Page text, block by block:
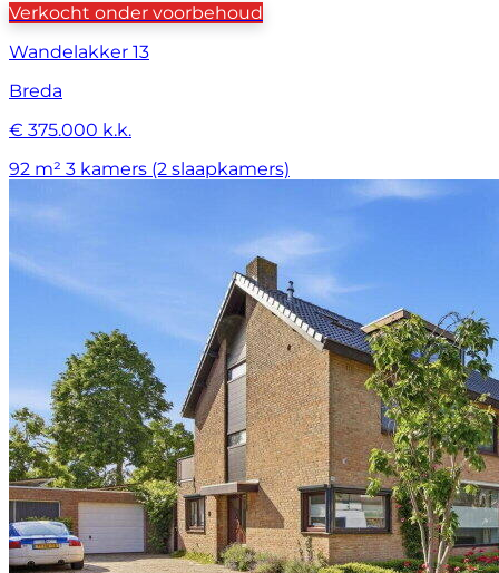
Verkocht onder voorbehoud
Wandelakker 13
Breda
€ 375.000 k.k.
92 m² 3 kamers (2 slaapkamers)